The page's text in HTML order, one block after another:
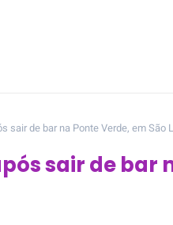
sair de bar na Ponte Verde, em São
sair de bar